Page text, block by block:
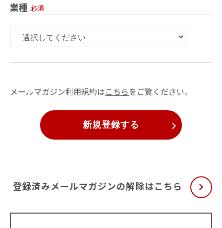
業種 必須
メールマガジン利用規約はこちらをご覧ください。
新規登録する
登録済みメールマガジンの解除はこちら